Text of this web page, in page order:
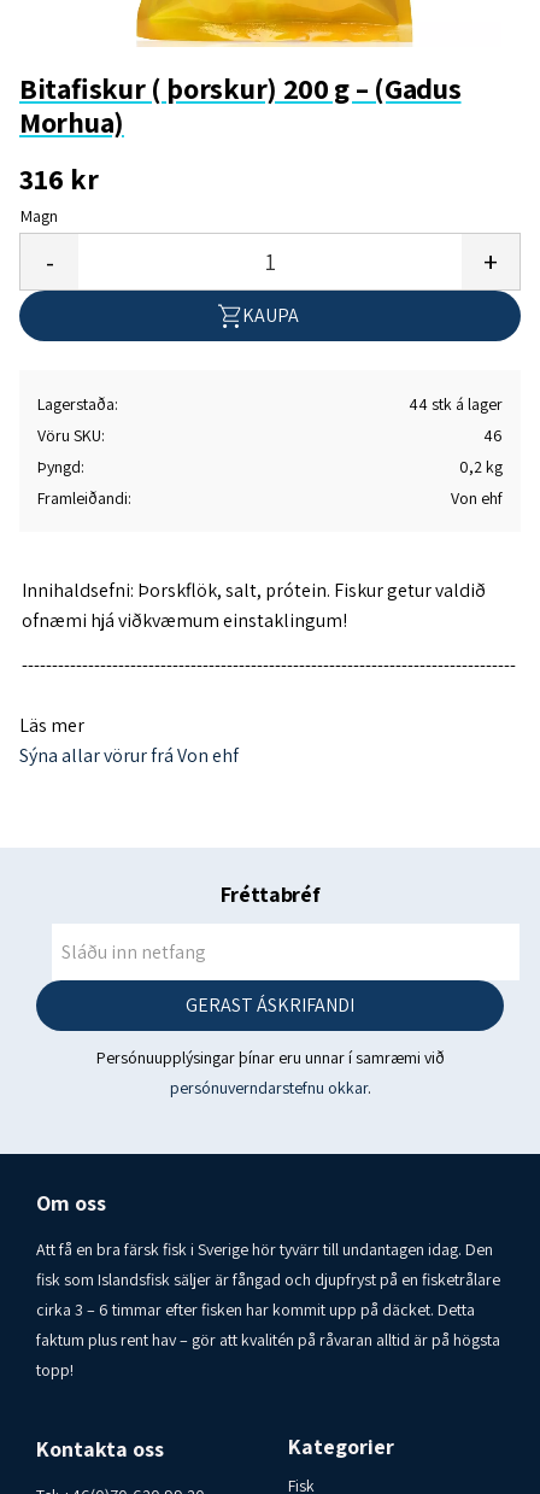
Bitafiskur ( þorskur) 200 g – (Gadus
Morhua)
316 kr
Magn
+
-
KAUPA
Lagerstaða
44 stk á lager
Vöru SKU
46
Þyngd
0,2 kg
Framleiðandi
Von ehf
Innihaldsefni: Þorskflök, salt, prótein. Fiskur getur valdið
ofnæmi hjá viðkvæmum einstaklingum!
----------------------------------------------------------------------------------
Næringargildi í 100 g
Fita 0,5 G
Þorskflökið er þurrkað og saltað, án roðs og beins! Fiskurinn
er veiddur í Norðaustur-Atlantshafi í kringum Ísland með
botnvörpu. Upprunaland: Ísland
Verksmiðjunúmer: IS A 408 EFTA
Sími: 00-46-70-6209920
Läs mer
Sýna allar vörur frá Von ehf
Fréttabréf
GERAST ÁSKRIFANDI
Persónuupplýsingar þínar eru unnar í samræmi við
persónuverndarstefnu okkar.
Om oss
Att få en bra färsk fisk i Sverige hör tyvärr till undantagen idag. Den
fisk som Islandsfisk säljer är fångad och djupfryst på en fisketrålare
cirka 3 – 6 timmar efter fisken har kommit upp på däcket. Detta
faktum plus rent hav – gör att kvalitén på råvaran alltid är på högsta
topp!
Kontakta oss Kategorier
Fisk